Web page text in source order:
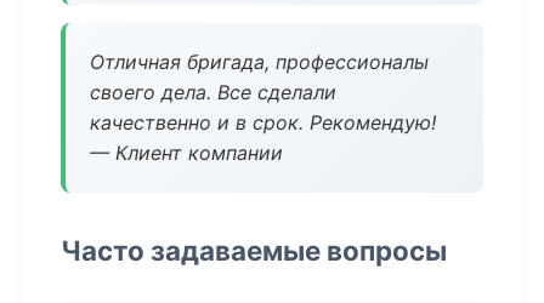
Отличная бригада, профессионалы
своего дела. Все сделали
качественно и в срок. Рекомендую!
— Клиент компании
Часто задаваемые вопросы